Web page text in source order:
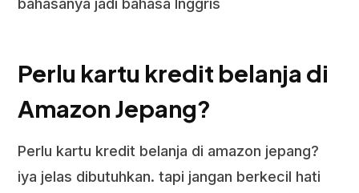
bahasanya jadi bahasa Inggris
Perlu kartu kredit belanja di
Amazon Jepang?
Perlu kartu kredit belanja di amazon jepang?
iya jelas dibutuhkan. tapi jangan berkecil hati